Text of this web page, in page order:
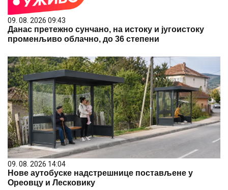
09. 08. 2026 09:43
Данас претежно сунчано, на истоку и југоистоку
променљиво облачно, до 36 степени
09. 08. 2026 14:04
Нове аутобуске надстрешнице постављене у
Ореовцу и Лесковику